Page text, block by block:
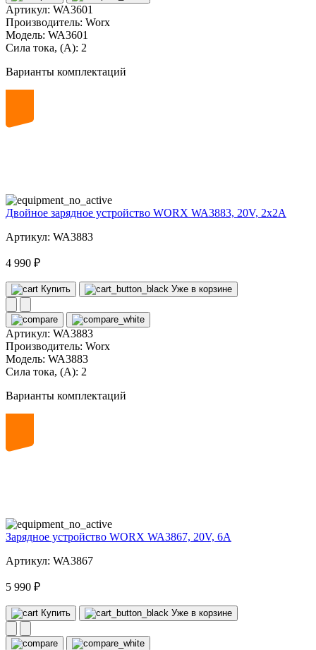
Артикул: WA3601
Производитель: Worx
Модель: WA3601
Сила тока, (А): 2
Варианты комплектаций
Двойное зарядное устройство WORX WA3883, 20V, 2x2A
Артикул: WA3883
4 990 ₽
Купить Уже в корзине
Артикул: WA3883
Производитель: Worx
Модель: WA3883
Сила тока, (А): 2
Варианты комплектаций
Зарядное устройство WORX WA3867, 20V, 6A
Артикул: WA3867
5 990 ₽
Купить Уже в корзине